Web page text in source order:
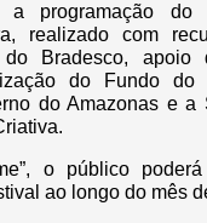
programação do
realizado com
do Bradesco,
do Fundo do
do Amazonas e a
o público poderá
ao longo do mês